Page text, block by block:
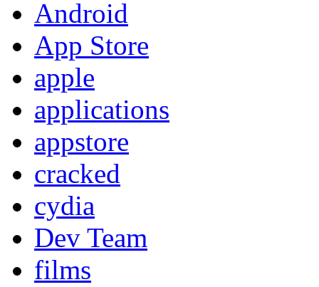
Android
App Store
apple
applications
appstore
cracked
cydia
Dev Team
films